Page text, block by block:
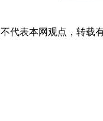
代表本网观点，转载